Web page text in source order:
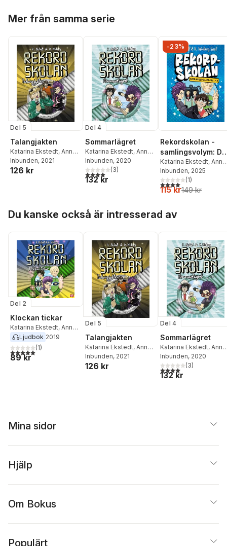
Mer från samma serie
Del 5
Talangjakten
Katarina Ekstedt, Anna
Winberg
Inbunden, 2021
126 kr
Del 4
Sommarlägret
Katarina Ekstedt, Anna
Winberg
Inbunden, 2020
4,0utav 5 stjärnor. Totalt antal röster:
(3)
132 kr
-23%
Rekordskolan -
samlingsvolym:
1-3!
Katarina Ekstedt, Anna
Winberg Sääf
Inbunden, 2025
4,0utav 5 stjärnor.
(1)
115 kr149 kr
Du kanske också är intresserad av
Del 2
Klockan tickar
Katarina Ekstedt, Anna
Winberg
Ljudbok 2019
5,0utav 5 stjärnor. Totalt antal röster:
(1)
89 kr
Del 5
Talangjakten
Katarina Ekstedt, Anna
Winberg
Inbunden, 2021
126 kr
Del 4
Sommarlägret
Katarina Ekstedt, Anna
Winberg
Inbunden, 2020
4,0utav 5 stjärnor.
(3)
132 kr
Mina sidor
Hjälp
Om Bokus
Populärt